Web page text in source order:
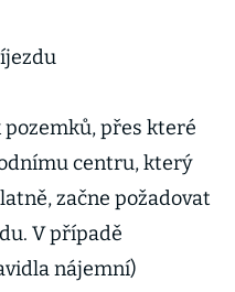
pozemků, přes které
centru, který
začne požadovat
V případě
nájemní)